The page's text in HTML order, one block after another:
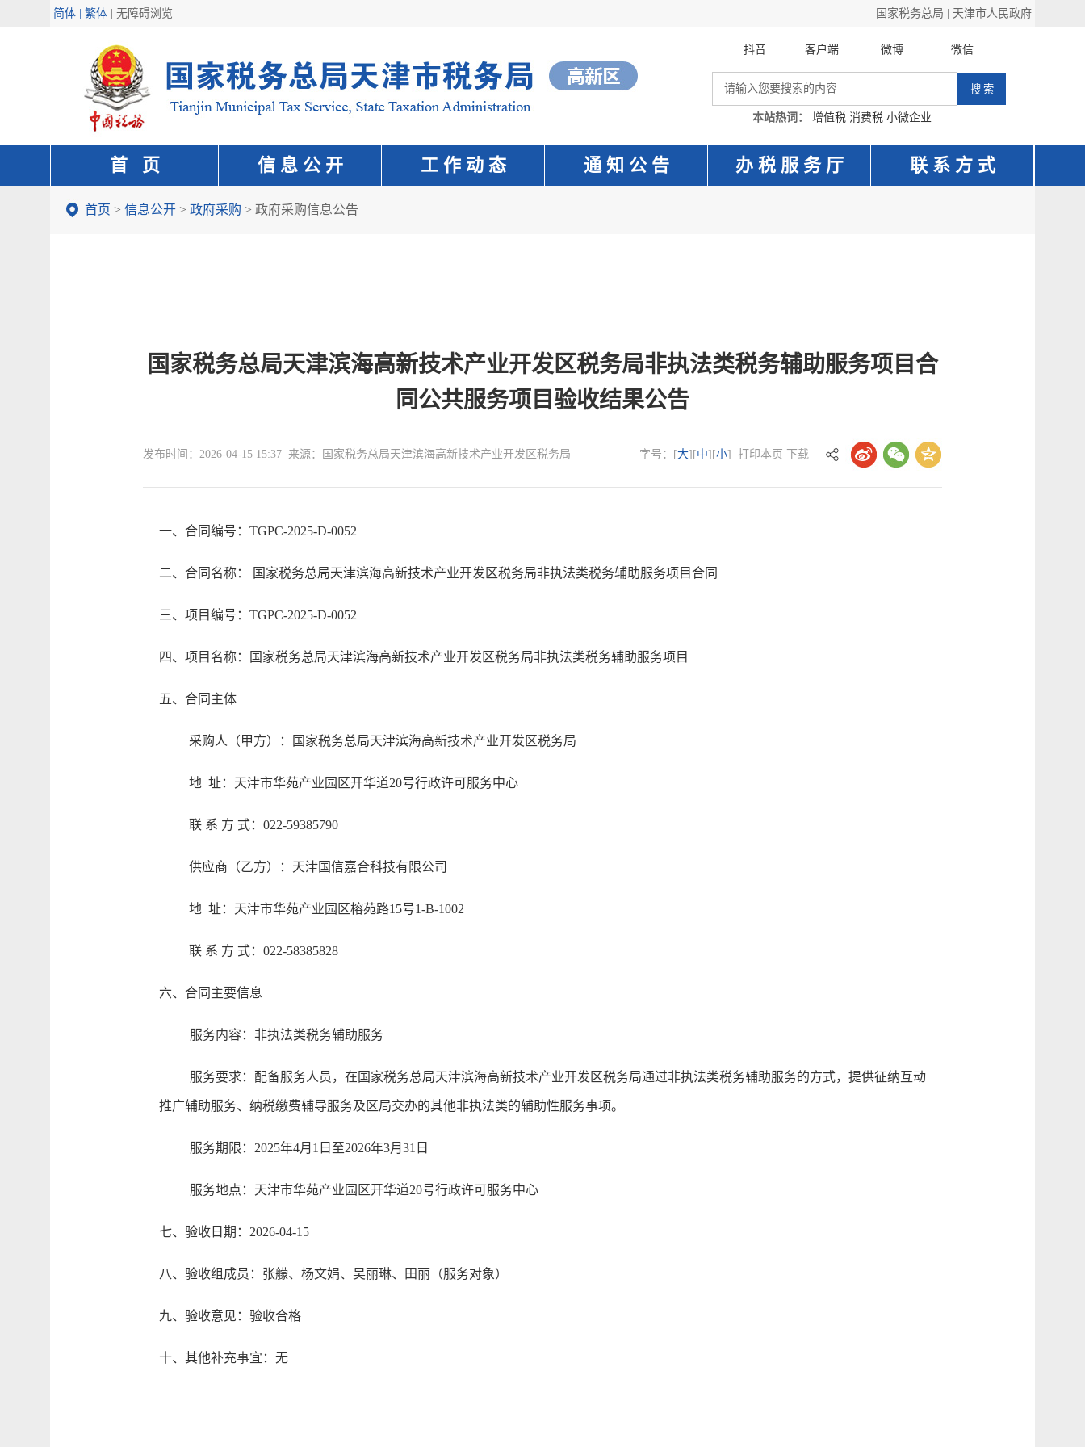
简体 | 繁体 无障碍浏览 国家税务总局 天津市人民政府
抖音 客户端 微博 微信
本站热词： 增值税 消费税 小微企业
首 页 信 息 公 开 工 作 动 态 通 知 公 告 办 税 服 务 厅 联 系 方 式
首页 > 信息公开 > 政府采购 > 政府采购信息公告
国家税务总局天津滨海高新技术产业开发区税务局非执法类税务辅助服务项目合
同公共服务项目验收结果公告
发布时间：2026-04-15 15:37 来源：国家税务总局天津滨海高新技术产业开发区税务局 字号：[大][中][小] 打印本页 下载
一、合同编号： TGPC-2025-D-0052
二、合同名称： 国家税务总局天津滨海高新技术产业开发区税务局非执法类税务辅助服务项目合同
三、项目编号： TGPC-2025-D-0052
四、项目名称：国家税务总局天津滨海高新技术产业开发区税务局非执法类税务辅助服务项目
五、合同主体
采购人（甲方）：国家税务总局天津滨海高新技术产业开发区税务局
地 址：天津市华苑产业园区开华道20号行政许可服务中心
联 系 方 式： 022-59385790
供应商（乙方）：天津国信嘉合科技有限公司
地 址：天津市华苑产业园区榕苑路15号1-B-1002
联 系 方 式： 022-58385828
六、合同主要信息
服务内容：非执法类税务辅助服务
服务要求：配备服务人员，在国家税务总局天津滨海高新技术产业开发区税务局通过非执法类税务辅助服务的方式，提供征纳互动
推广辅助服务、纳税缴费辅导服务及区局交办的其他非执法类的辅助性服务事项。
服务期限： 2025年4月 1 日至2026年3月 31 日
服务地点：天津市华苑产业园区开华道20号行政许可服务中心
七、验收日期：2026-04-15
八、验收组成员：张艨、杨文娟、吴丽琳、田丽（服务对象）
九、验收意见：验收合格
十、其他补充事宜：无